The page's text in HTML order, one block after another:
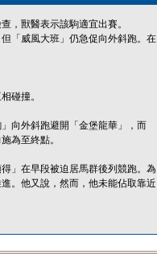
，獸醫表示該駒適宜出賽。
「威風大班」仍急促向外斜跑。在
碰撞。
向外斜跑避開「金堡龍華」，而
為至終點。
」在早段被迫居馬群後列競跑。為
。他又說，然而，他未能佔取靠近